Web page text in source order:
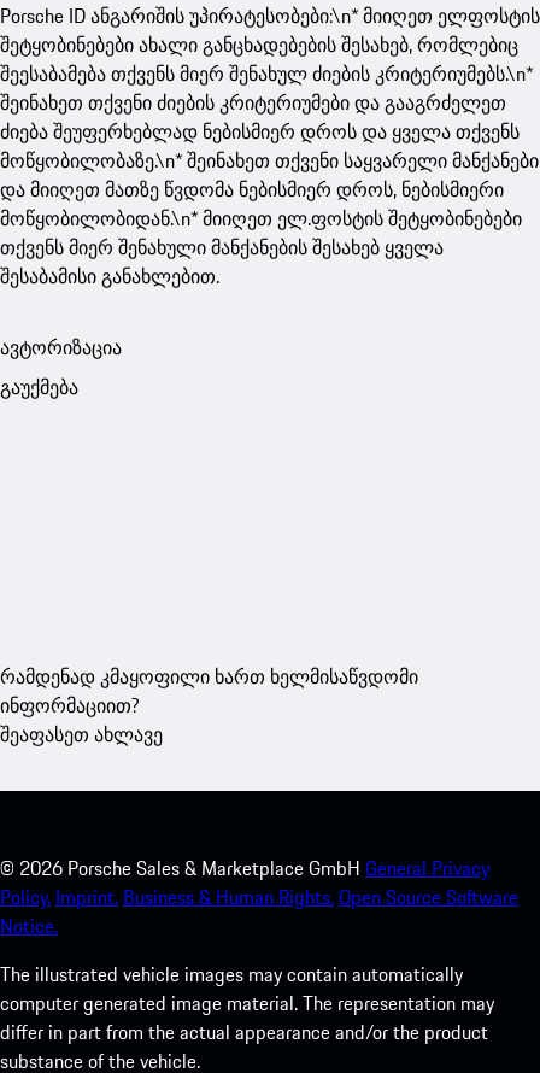
Porsche ID ანგარიშის უპირატესობები:\n* მიიღეთ ელფოსტის
შეტყობინებები ახალი განცხადებების შესახებ, რომლებიც
შეესაბამება თქვენს მიერ შენახულ ძიების კრიტერიუმებს.\n*
შეინახეთ თქვენი ძიების კრიტერიუმები და გააგრძელეთ
ძიება შეუფერხებლად ნებისმიერ დროს და ყველა თქვენს
მოწყობილობაზე.\n* შეინახეთ თქვენი საყვარელი მანქანები
და მიიღეთ მათზე წვდომა ნებისმიერ დროს, ნებისმიერი
მოწყობილობიდან.\n* მიიღეთ ელ.ფოსტის შეტყობინებები
თქვენს მიერ შენახული მანქანების შესახებ ყველა
შესაბამისი განახლებით.
ავტორიზაცია
გაუქმება
რამდენად კმაყოფილი ხართ ხელმისაწვდომი
ინფორმაციით?
შეაფასეთ ახლავე
© 2026 Porsche Sales & Marketplace GmbH General Privacy
Policy. Imprint. Business & Human Rights.Open Source Software
Notice.
The illustrated vehicle images may contain automatically
computer generated image material. The representation may
differ in part from the actual appearance and/or the product
substance of the vehicle.